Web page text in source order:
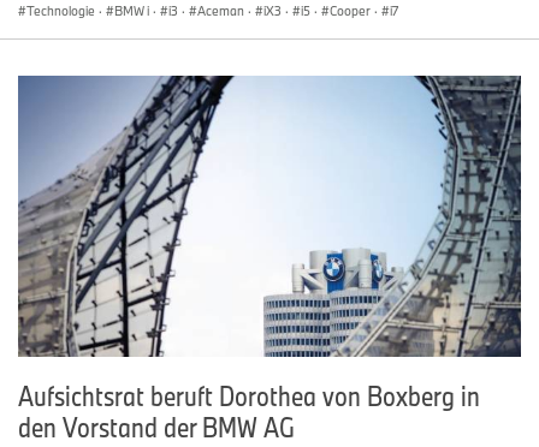
Technologie · BMW i · i3 · Aceman · iX3 · i5 · Cooper · i7
Aufsichtsrat beruft Dorothea von Boxberg in
den Vorstand der BMW AG